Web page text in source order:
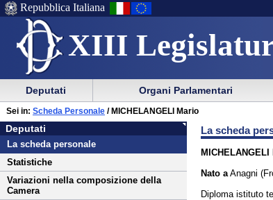
XIII
Menu
di
ausilio
alla
navigazione
Menu
di
navigazione
principale
Repubblica Italiana
Menu
di
navigazione
principale
menu
di
sezione
Deputati Organi Parlamentari
Deputati
Vai
al
contenuto
Deputati
La scheda personale
Statistiche
Variazioni nella composizione della
Camera
Sei in: Scheda Personale / MICHELANGELI Mario
La scheda
MICHELANGELI
Nato aAnagni
Diploma istituto